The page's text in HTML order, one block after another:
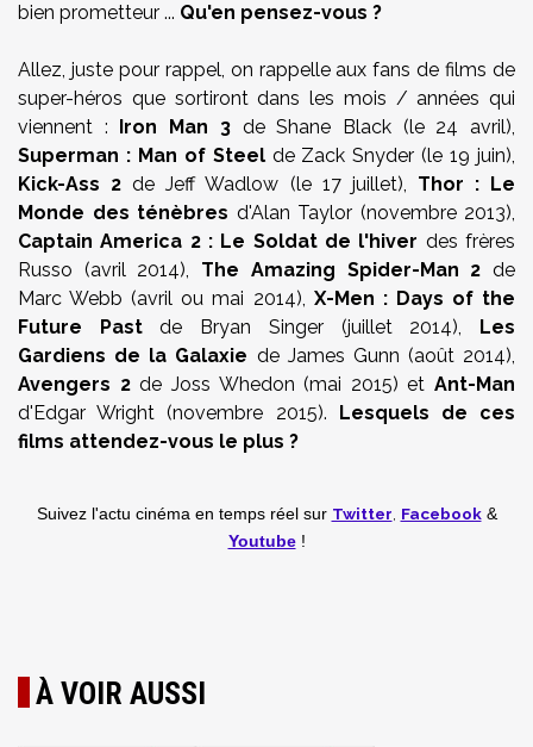
bien prometteur ... Qu'en pensez-vous ?
Allez, juste pour rappel, on rappelle aux fans de films de
super-héros que sortiront dans les mois / années qui
viennent : Iron Man 3de Shane Black (le 24 avril),
Superman : Man of Steelde Zack Snyder (le 19 juin),
Kick-Ass 2 de Jeff Wadlow (le 17 juillet), Thor : Le
Monde des ténèbres d'Alan Taylor (novembre 2013),
Captain America 2 : Le Soldat de l'hiver des frères
Russo (avril 2014), The Amazing Spider-Man 2 de
Marc Webb (avril ou mai 2014), X-Men : Days of the
Future Pastde Bryan Singer (juillet 2014), Les
Gardiens de la Galaxie de James Gunn (août 2014),
Avengers 2de Joss Whedon (mai 2015) et Ant-Man
d'Edgar Wright (novembre 2015). Lesquels de ces
films attendez-vous le plus ?
Suivez l'actu cinéma en temps réel sur Twitter Facebook&
Youtube!
À VOIR AUSSI